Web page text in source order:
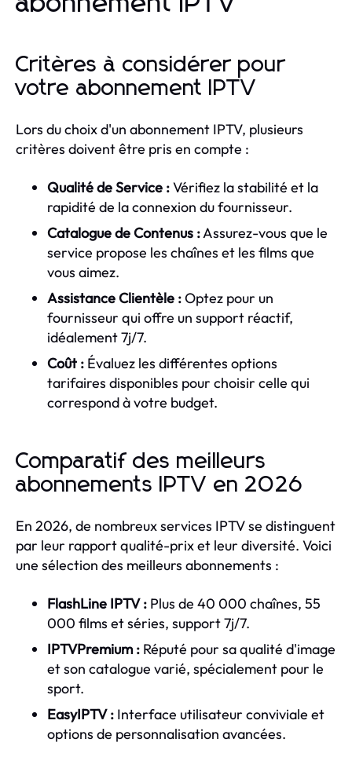
Critères à considérer pour
votre abonnement IPTV
Lors du choix d'un abonnement IPTV, plusieurs
critères doivent être pris en compte :
Qualité de Service :Vérifiez la stabilité et la
rapidité de la connexion du fournisseur.
Catalogue de Contenus :Assurez-vous que le
service propose les chaînes et les films que
vous aimez.
Assistance Clientèle :Optez pour un
fournisseur qui offre un support réactif,
idéalement 7j/7.
Coût : Évaluez les différentes options
tarifaires disponibles pour choisir celle qui
correspond à votre budget.
Comparatif des meilleurs
abonnements IPTV en 2026
En 2026, de nombreux services IPTV se distinguent
par leur rapport qualité-prix et leur diversité. Voici
une sélection des meilleurs abonnements :
FlashLine IPTV : Plus de 40 000 chaînes, 55
000 films et séries, support 7j/7.
IPTVPremium : Réputé pour sa qualité d'image
et son catalogue varié, spécialement pour le
sport.
EasyIPTV : Interface utilisateur conviviale et
options de personnalisation avancées.